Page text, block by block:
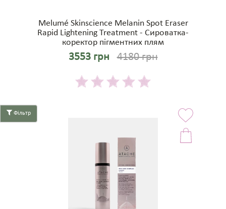
Melumé Skinscience Melanin Spot Eraser
Rapid Lightening Treatment - Сироватка-
коректор пігментних плям
3553 грн 4180 грн
Фільтр